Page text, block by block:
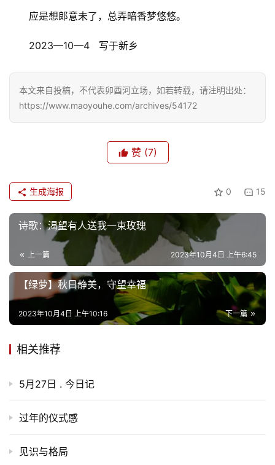
应是想郎意未了，总弄暗香梦悠悠。
2023—10—4   写于新乡
本文来自投稿，不代表卯酉河立场，如若转载，请注明出处：
https://www.maoyouhe.com/archives/54172
赞 (7)
0 15
生成海报
诗歌：渴望有人送我一束玫瑰
上一篇 2023年10月4日 上午6:45
【绿萝】秋日静美，守望幸福
下一篇
2023年10月4日 上午10:16
相关推荐
5月27日 . 今日记
过年的仪式感
见识与格局